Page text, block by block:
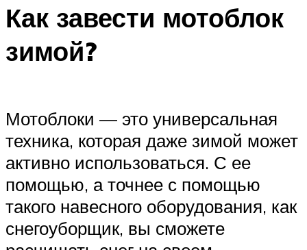
Как завести мотоблок
зимой?
Мотоблоки — это универсальная
техника, которая даже зимой может
активно использоваться. С ее
помощью, а точнее с помощью
такого навесного оборудования, как
снегоуборщик, вы сможете